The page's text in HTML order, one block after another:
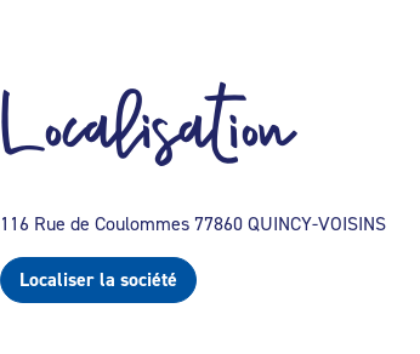
Localisation
116 Rue de Coulommes 77860 QUINCY-VOISINS
Localiser la société